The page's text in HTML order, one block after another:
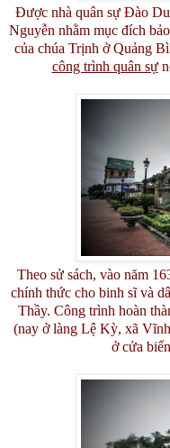
Được nhà quân sự Đào
Nguyễn nhằm mục đích
của chúa Trịnh ở Quảng
công trình quân sự
Theo sử sách, vào năm
chính thức cho binh sĩ và
Thầy. Công trình hoàn
(nay ở làng Lệ Kỳ, xã
ở cửa